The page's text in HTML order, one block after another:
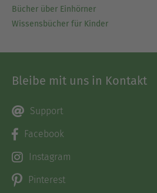
Bücher über Einhörner
Wissensbücher für Kinder
Bleibe mit uns in Kontakt
Support
Facebook
Instagram
Pinterest